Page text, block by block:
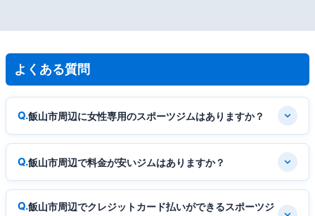
よくある質問
飯山市周辺に女性専用のスポーツジムはありますか？
飯山市周辺で料金が安いジムはありますか？
飯山市周辺でクレジットカード払いができるスポーツジ